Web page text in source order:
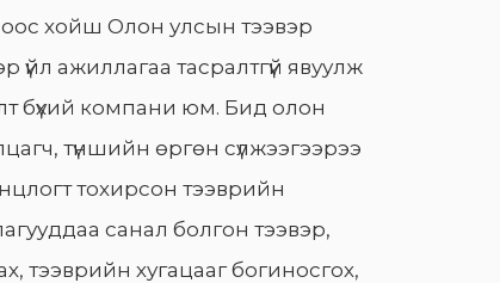
хойш Олон улсын тээвэр
үйл ажиллагаа тасралтгүй явуулж
бүхий компани юм. Бид олон
түншийн өргөн сүлжээгээрээ
тохирсон тээврийн
санал болгон тээвэр,
тээврийн хугацааг богиносгох,